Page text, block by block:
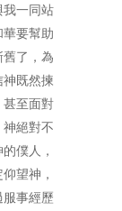
一同站
要幫助
了，為
既然揀
至面對
絕對不
僕人，
望神，
事經歷